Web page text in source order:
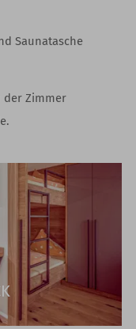
Saunatasche
der Zimmer